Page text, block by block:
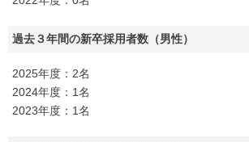
過去３年間の新卒採用者数（男性）
2025年度：2名
2024年度：1名
2023年度：1名